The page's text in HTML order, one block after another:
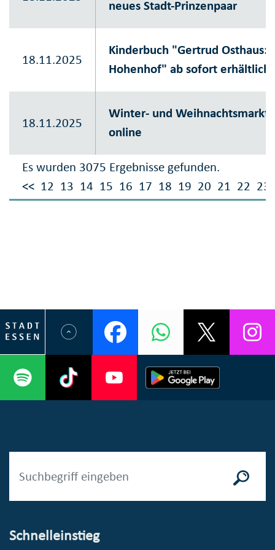
Es wurden 3075 Ergebnisse gefunden.
<< 12 13 14 15 16 17 18 19 20 21 22 23
neues Stadt-Prinzenpaar
18.11.2025
Kinderbuch "Gertrud Osthaus:
Hohenhof" ab sofort erhältlich
18.11.2025
Winter- und
online
Schnelleinstieg